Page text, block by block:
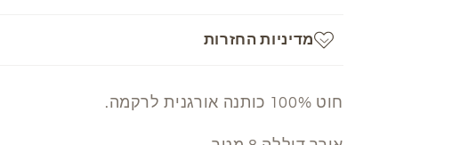
מדיניות החזרות
חוט 100% כותנה אורגנית לרקמה.